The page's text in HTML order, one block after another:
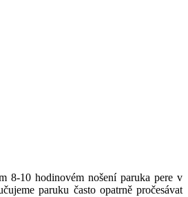
8-10 hodinovém nošení paruka pere v
paruku často opatrně pročesávat